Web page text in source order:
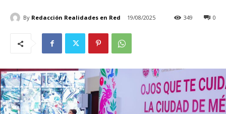
By Redacción Realidades en Red 19/08/2025 0
349